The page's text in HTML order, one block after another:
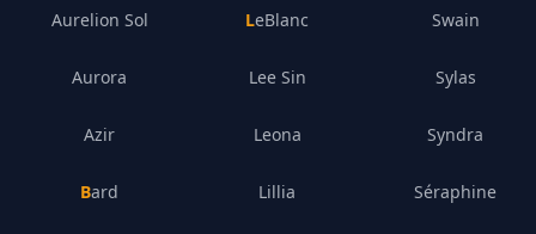
Aurelion Sol
Aurora
Azir
Bard
LeBlanc
Lee Sin
Leona
Lillia
Swain
Sylas
Syndra
Séraphine